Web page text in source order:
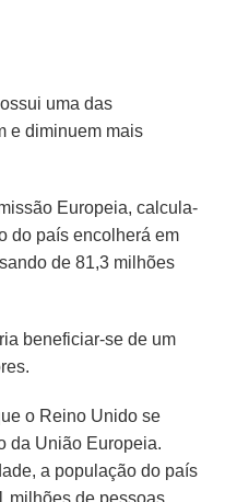
uma das
e diminuem mais
Europeia, calcula-
do país encolherá em
de 81,3 milhões
beneficiar-se de um
o Reino Unido se
da União Europeia.
a população do país
milhões de pessoas